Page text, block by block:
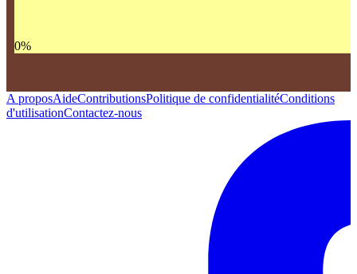
0%
A proposAideContributionsPolitique de confidentialitéConditions
d'utilisationContactez-nous